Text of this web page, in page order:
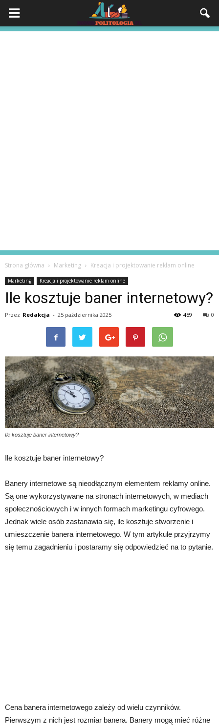
Strona główna Marketing Kreacja i projektowanie reklam online
Marketing Kreacja i projektowanie reklam online
Ile kosztuje baner internetowy?
Przez Redakcja - 25 października 2025 0
459
Ile kosztuje baner internetowy?
Ile kosztuje baner internetowy?
Banery internetowe są nieodłącznym elementem reklamy online.
Są one wykorzystywane na stronach internetowych, w mediach
społecznościowych i w innych formach marketingu cyfrowego.
Jednak wiele osób zastanawia się, ile kosztuje stworzenie i
umieszczenie banera internetowego. W tym artykule przyjrzymy
się temu zagadnieniu i postaramy się odpowiedzieć na to pytanie.
Cena banera internetowego zależy od wielu czynników.
Pierwszym z nich jest rozmiar banera. Banery mogą mieć różne